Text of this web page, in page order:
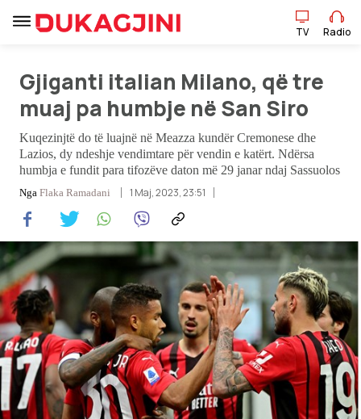
TV Radio
Lajme
Sport
Pikëpamje
Art Jete
Kulturë
Showbiz
Ekonomi
TV Radio
Gjiganti italian Milano, që tre
muaj pa humbje në San Siro
Kuqezinjtë do të luajnë në Meazza kundër Cremonese dhe
Lazios, dy ndeshje vendimtare për vendin e katërt. Ndërsa
humbja e fundit para tifozëve daton më 29 janar ndaj Sassuolos
Nga Flaka Ramadani 1 Maj, 2023, 23:51